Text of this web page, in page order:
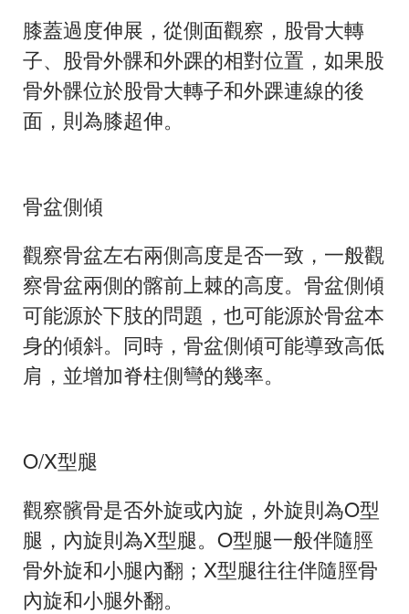
膝蓋過度伸展，從側面觀察，股骨大轉
子、股骨外髁和外踝的相對位置，如果股
骨外髁位於股骨大轉子和外踝連線的後
面，則為膝超伸。
骨盆側傾
觀察骨盆左右兩側高度是否一致，一般觀
察骨盆兩側的髂前上棘的高度。骨盆側傾
可能源於下肢的問題，也可能源於骨盆本
身的傾斜。同時，骨盆側傾可能導致高低
肩，並增加脊柱側彎的幾率。
O/X型腿
觀察髕骨是否外旋或內旋，外旋則為O型
腿，內旋則為X型腿。 O型腿一般伴隨脛
骨外旋和小腿內翻； X型腿往往伴隨脛骨
內旋和小腿外翻。